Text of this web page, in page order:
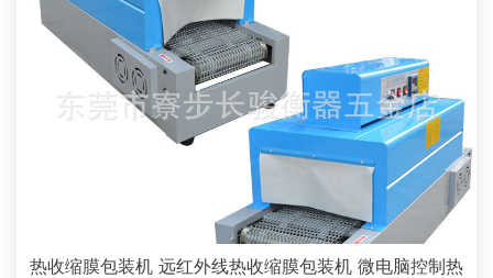
热收缩膜包装机 远红外线热收缩膜包装机 微电脑控制热